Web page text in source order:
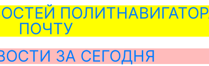
ПОЧТУ
ЗА СЕГОДНЯ